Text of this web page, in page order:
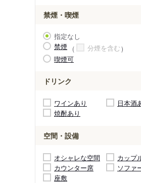
禁煙・喫煙
指定なし
禁煙
分煙を含む
喫煙可
ドリンク
ワインあり
日本酒
焼酎あり
空間・設備
オシャレな空間
カップ
カウンター席
ソファ
座敷